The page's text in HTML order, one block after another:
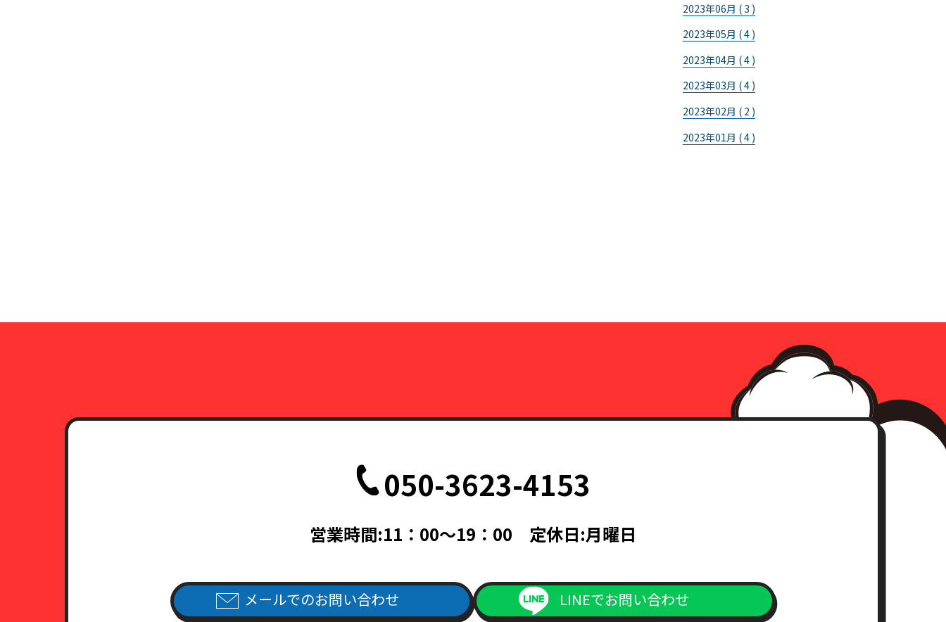
2023年06月 ( 3 )
2023年05月 ( 4 )
2023年04月 ( 4 )
2023年03月 ( 4 )
2023年02月 ( 2 )
2023年01月 ( 4 )
050-3623-4153
営業時間:11：00～19：00 定休日:月曜日
メールでのお問い合わせ LINEでお問い合わせ